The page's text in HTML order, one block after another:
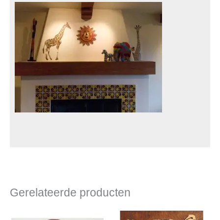
Gerelateerde producten